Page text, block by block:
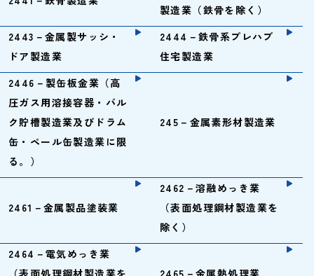
製造業（鉄骨を除く）
2443－金属製サッシ・
ドア製造業
2444－鉄骨系プレハブ
住宅製造業
2446－製缶板金業（高
圧ガス用溶接容器・バル
ク貯槽製造業及びドラム
缶・ペール缶製造業に限
る。）
245－金属素形材製造業
2461－金属製品塗装業
2462－溶融めっき業
（表面処理鋼材製造業を
除く）
2464－電気めっき業
（表面処理鋼材製造業を
2465－金属熱処理業